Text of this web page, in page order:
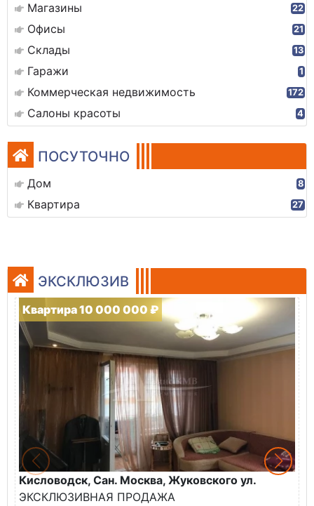
Магазины 22
Офисы 21
Склады 13
Гаражи 1
Коммерческая недвижимость 172
Салоны красоты 4
ПОСУТОЧНО
Дом 8
Квартира 27
ЭКСКЛЮЗИВ
Квартира 10 000 000 ₽
Кисловодск, Сан. Москва, Жуковского ул.
ЭКСКЛЮЗИВНАЯ ПРОДАЖА